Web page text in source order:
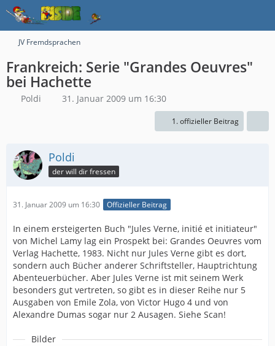
JV Fremdsprachen
Frankreich: Serie "Grandes Oeuvres"
bei Hachette
Poldi 31. Januar 2009 um 16:30
1. offizieller Beitrag
Poldi
der will dir fressen
31. Januar 2009 um 16:30 Offizieller Beitrag
In einem ersteigerten Buch "Jules Verne, initié et initiateur"
von Michel Lamy lag ein Prospekt bei: Grandes Oeuvres vom
Verlag Hachette, 1983. Nicht nur Jules Verne gibt es dort,
sondern auch Bücher anderer Schriftsteller, Hauptrichtung
Abenteuerbücher. Aber Jules Verne ist mit seinem Werk
besonders gut vertreten, so gibt es in dieser Reihe nur 5
Ausgaben von Emile Zola, von Victor Hugo 4 und von
Alexandre Dumas sogar nur 2 Ausagen. Siehe Scan!
Bilder